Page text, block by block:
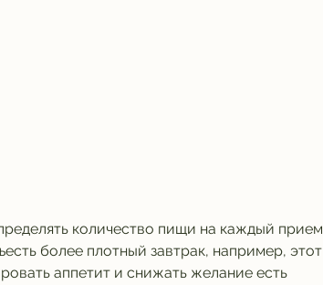
более плотный завтрак, например, этот
аппетит и снижать желание есть